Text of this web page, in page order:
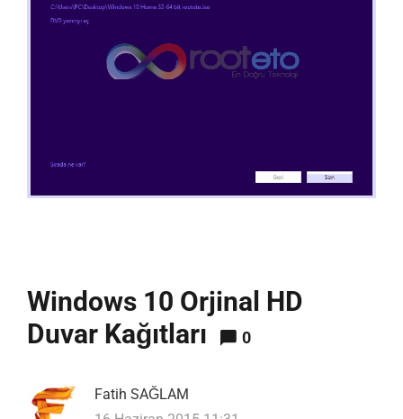
Windows 10 Orjinal HD
Duvar Kağıtları
0
Fatih SAĞLAM